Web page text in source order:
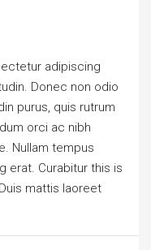
adipiscing
Donec non odio
purus, quis rutrum
orci ac nibh
Nullam tempus
erat. Curabitur this is
mattis laoreet